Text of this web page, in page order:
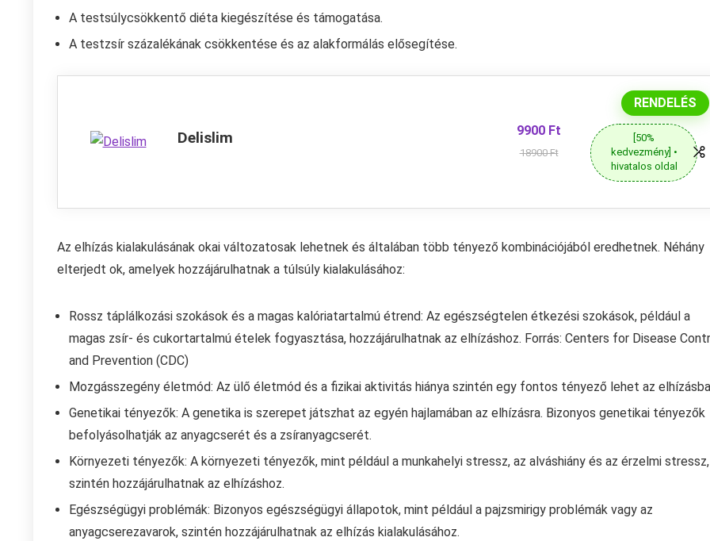
A testsúlycsökkentő diéta kiegészítése és támogatása.
A testzsír százalékának csökkentése és az alakformálás elősegítése.
Delislim 9900 Ft
18900 Ft
RENDELÉS
[50%
kedvezmény] •
hivatalos oldal
Az elhízás kialakulásának okai változatosak lehetnek és általában több tényező kombinációjából eredhetnek. Néhány
elterjedt ok, amelyek hozzájárulhatnak a túlsúly kialakulásához:
Rossz táplálkozási szokások és a magas kalóriatartalmú étrend: Az egészségtelen étkezési szokások, például a
magas zsír- és cukortartalmú ételek fogyasztása, hozzájárulhatnak az elhízáshoz. Forrás: Centers for Disease
and Prevention (CDC)
Mozgásszegény életmód: Az ülő életmód és a fizikai aktivitás hiánya szintén egy fontos tényező lehet az
Genetikai tényezők: A genetika is szerepet játszhat az egyén hajlamában az elhízásra. Bizonyos genetikai tényezők
befolyásolhatják az anyagcserét és a zsíranyagcserét.
Környezeti tényezők: A környezeti tényezők, mint például a munkahelyi stressz, az alváshiány és az érzelmi stressz,
szintén hozzájárulhatnak az elhízáshoz.
Egészségügyi problémák: Bizonyos egészségügyi állapotok, mint például a pajzsmirigy problémák vagy az
anyagcserezavarok, szintén hozzájárulhatnak az elhízás kialakulásához.